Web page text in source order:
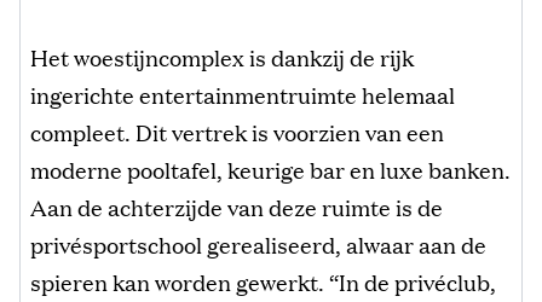
Het woestijncomplex is dankzij de rijk
ingerichte entertainmentruimte helemaal
compleet. Dit vertrek is voorzien van een
moderne pooltafel, keurige bar en luxe banken.
Aan de achterzijde van deze ruimte is de
privésportschool gerealiseerd, alwaar aan de
spieren kan worden gewerkt. “In de privéclub,